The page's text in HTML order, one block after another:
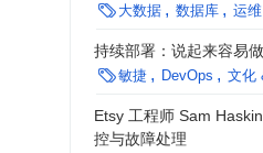
 大数据 数据库 运维
持续部署：说起来容易
敏捷 DevOps 文化
Etsy 工程师 Sam
控与故障处理